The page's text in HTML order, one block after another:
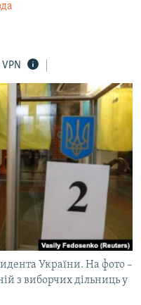
України. На фото –
з виборчих дільниць у